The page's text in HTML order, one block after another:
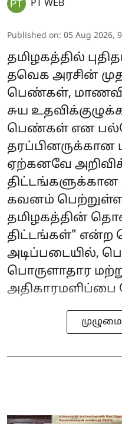
PT WEB
Published on: 05 Aug 2026,
தமிழகத்தில்
தவெக அரசின்
பெண்கள்,
சுய
பெண்கள் என
தரப்பினருக்கான
ஏற்கனவே
திட்டங்களுக்கான
கவனம்
தமிழகத்தின்
திட்டங்கள்"
அடிப்படையில்,
பொருளாதார
அதிகாரமளிப்பை